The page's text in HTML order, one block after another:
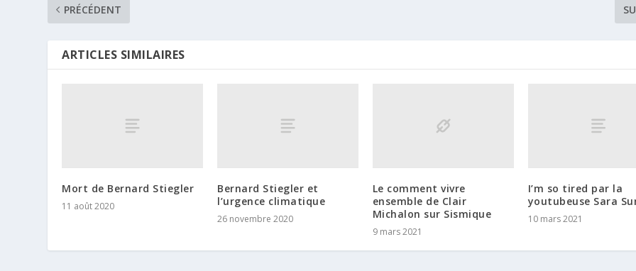
PRÉCÉDENT
ARTICLES SIMILAIRES
Mort de Bernard Stiegler
11 août 2020
Bernard Stiegler et
l’urgence climatique
26 novembre 2020
Le comment vivre
ensemble de Clair
Michalon sur Sismique
9 mars 2021
I’m so tired par la
youtubeuse Sara
10 mars 2021